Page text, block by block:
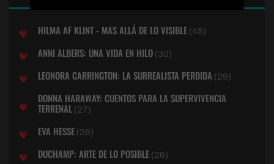
HILMA AF KLINT - MAS ALLÁ DE LO VISIBLE (45)
ANNI ALBERS: UNA VIDA EN HILO (30)
LEONORA CARRINGTON: LA SURREALISTA PERDIDA (29)
DONNA HARAWAY: CUENTOS PARA LA SUPERVIVENCIA
TERRENAL (27)
EVA HESSE (26)
DUCHAMP: ARTE DE LO POSIBLE (26)